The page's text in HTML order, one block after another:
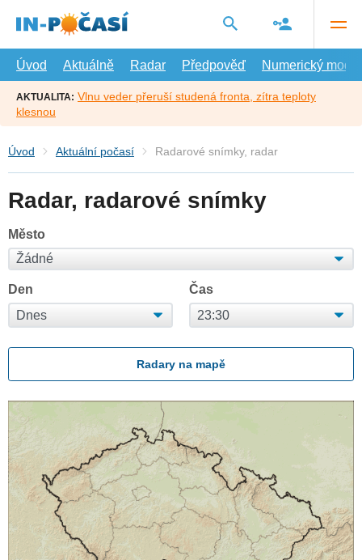
hlavní
Úvod
Aktuálně Radar Předpověď Numerický model
AKTUALITA: Vlnu veder přeruší studená fronta, zítra teploty
klesnou
Úvod Aktuální počasí Radarové snímky, radar
Radar, radarové snímky
Město
Den Čas
Radary na mapě